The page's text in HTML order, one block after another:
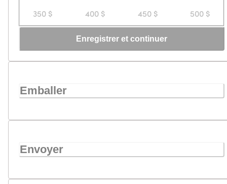
350 $ 400 $ 450 $ 500 $
Enregistrer et continuer
Emballer
Envoyer